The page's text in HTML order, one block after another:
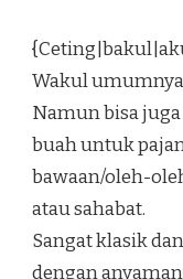
Wakul
Namun bisa
buah untuk
bawaan/oleh-
atau sahabat.
Sangat klasik
dengan